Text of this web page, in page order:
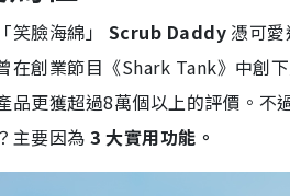
笑臉海綿」 Scrub Daddy 憑可
在創業節目《Shark Tank》中創
品更獲超過8萬個以上的評價。
主要因為3 大實用功能。